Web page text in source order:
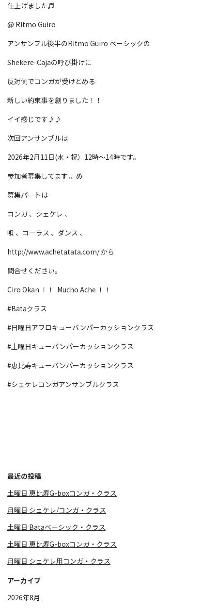
仕上げました♬
@ Ritmo Guiro
アンサンブル後半のRitmo Guiro ベーシックの
Shekere-Cajaの呼び掛けに
反対側でコンガが受けとめる
新しい約束事を創りました！！
イイ感じです♪♪
次回アンサンブルは
2026年2月11日(水・祝）12時〜14時です。
参加者募集してます 。め
募集パートは
コンガ 、シェケレ 、
唄 、コーラス 、ダンス 、
http://www.achetatata.com/ から
問合せください。
Ciro Okan ！！ Mucho Ache ！！
#Bataクラス
#日曜日アフロキューバンパーカッションクラス
#土曜日キューバンパーカッションクラス
#恵比寿キューバンパーカッションクラス
#シェケレコンガアンサンブルクラス
最近の投稿
土曜日 恵比寿G-boxコンガ・クラス
月曜日 シェケレ/コンガ・クラス
土曜日 Bataベーシック・クラス
土曜日 恵比寿G-boxコンガ・クラス
月曜日 シェケレ用コンガ・クラス
アーカイブ
2026年8月